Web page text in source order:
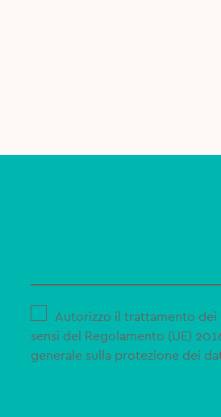
Autorizzo il trattamento dei
sensi del Regolamento (UE)
generale sulla protezione dei